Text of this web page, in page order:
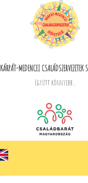
KÁRPÁT-MEDENCEI CSALÁDSZERVEZETEK
Együtt könnyebb...